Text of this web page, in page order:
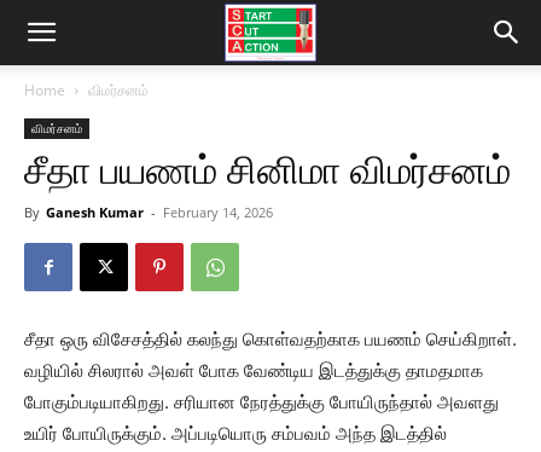
Home விமர்சனம்
விமர்சனம்
சீதா பயணம் சினிமா விமர்சனம்
By Ganesh Kumar - February 14, 2026
சீதா ஒரு விசேசத்தில் கலந்து கொள்வதற்காக பயணம் செய்கிறாள்.
வழியில் சிலரால் அவள் போக வேண்டிய இடத்துக்கு தாமதமாக
போகும்படியாகிறது. சரியான நேரத்துக்கு போயிருந்தால் அவளது
உயிர் போயிருக்கும். அப்படியொரு சம்பவம் அந்த இடத்தில்